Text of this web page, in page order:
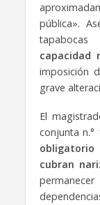
pública».
capacidad
imposición
grave
El
conjunta n.°
obligatorio
cubran